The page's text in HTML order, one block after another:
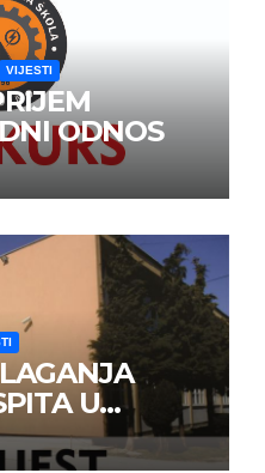
VIJESTI
ODNOS
U
ROKU